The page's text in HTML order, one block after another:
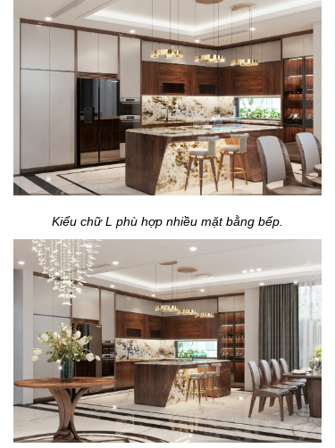
Kiểu chữ L phù hợp nhiều mặt bằng bếp.